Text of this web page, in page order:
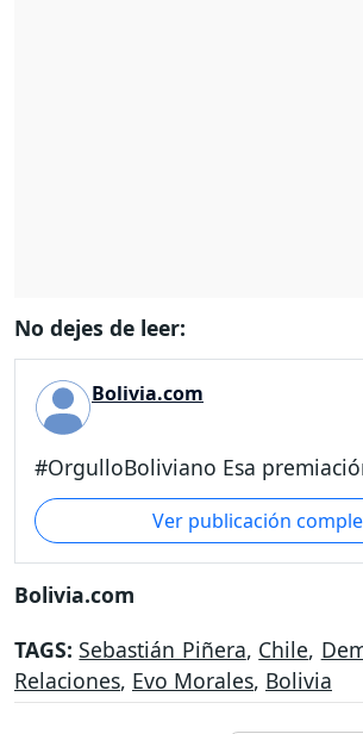
No dejes de leer:
Bolivia.com
#OrgulloBoliviano Esa
Ver publicación
Bolivia.com
TAGS:Sebastián Piñera, Chile,
Relaciones, Evo Morales, Bolivia